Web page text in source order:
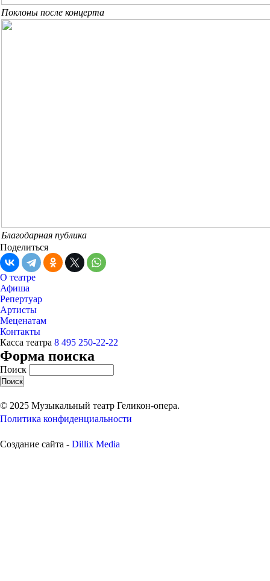
Поклоны после концерта
Благодарная публика
Поделиться
О театре
Афиша
Репертуар
Артисты
Меценатам
Контакты
Касса театра 8 495 250-22-22
Форма поиска
Поиск
© 2025 Музыкальный театр Геликон-опера.
Политика конфиденциальности
Создание сайта - Dillix Media